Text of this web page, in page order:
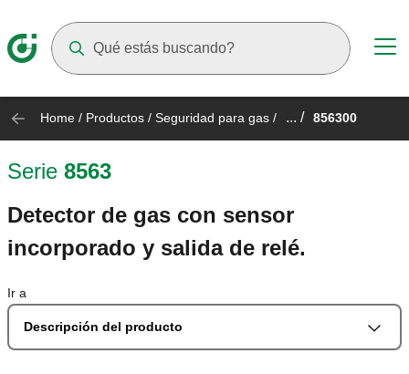
Home / Productos / Seguridad para gas / ... / 856300
Serie 8563
Detector de gas con sensor
incorporado y salida de relé.
Ir a
Descripción del producto